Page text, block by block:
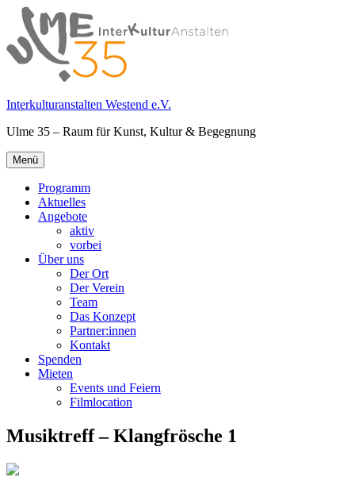
Springe
zum
Inhalt
Interkulturanstalten Westend e.V.
Ulme 35 – Raum für Kunst, Kultur & Begegnung
Primäres
Menü
Menü
Programm
Aktuelles
Angebote
aktiv
vorbei
Über uns
Der Ort
Der Verein
Team
Das Konzept
Partner:innen
Kontakt
Spenden
Mieten
Events und Feiern
Filmlocation
Musiktreff – Klangfrösche 1